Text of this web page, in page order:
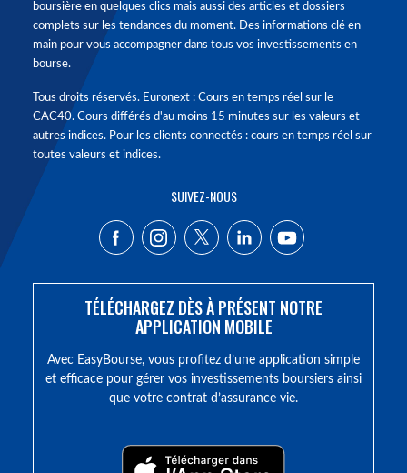
boursière en quelques clics mais aussi des articles et dossiers
complets sur les tendances du moment. Des informations clé en
main pour vous accompagner dans tous vos investissements en
bourse.
Tous droits réservés. Euronext : Cours en temps réel sur le
CAC40. Cours différés d'au moins 15 minutes sur les valeurs et
autres indices. Pour les clients connectés : cours en temps réel sur
toutes valeurs et indices.
SUIVEZ-NOUS
TÉLÉCHARGEZ DÈS À PRÉSENT NOTRE
APPLICATION MOBILE
Avec EasyBourse, vous profitez d’une application simple
et efficace pour gérer vos investissements boursiers ainsi
que votre contrat d’assurance vie.